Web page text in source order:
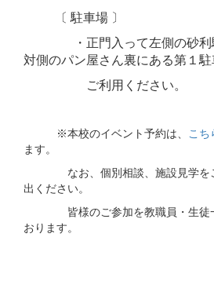
〔 駐車場 〕
・正門入って左側の砂利駐
対側のパン屋さん裏にある第１駐
ご利用ください。
※本校のイベント予約は、 こち
ます。
なお、個別相談、施設見学をご
出ください。
皆様のご参加を教職員・生徒一
おります。